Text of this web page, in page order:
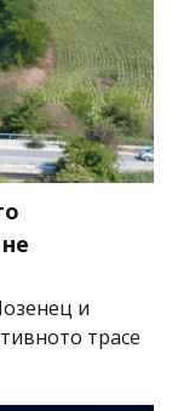
и
трасе